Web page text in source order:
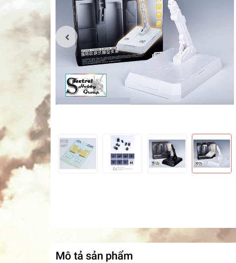
Mô tả sản phẩm